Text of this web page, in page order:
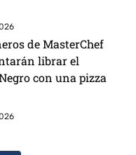
de MasterChef
librar el
con una pizza